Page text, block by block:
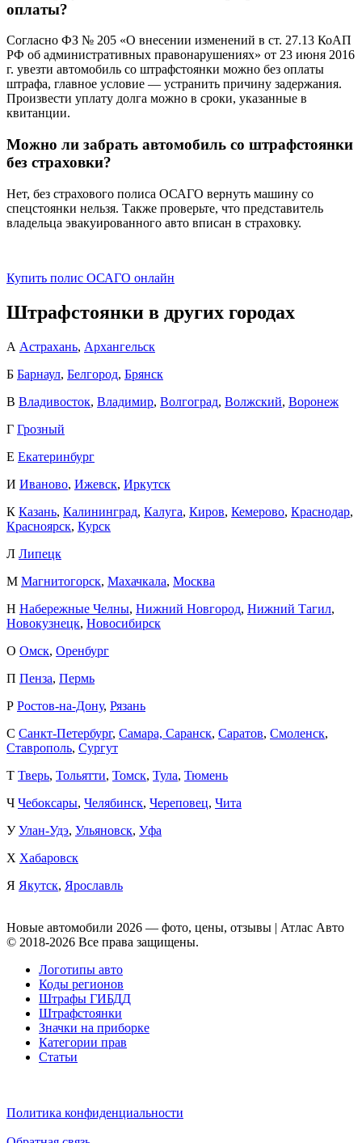
оплаты?
Согласно ФЗ № 205 «О внесении изменений в ст. 27.13 КоАП
РФ об административных правонарушениях» от 23 июня 2016
г. увезти автомобиль со штрафстоянки можно без оплаты
штрафа, главное условие — устранить причину задержания.
Произвести уплату долга можно в сроки, указанные в
квитанции.
Можно ли забрать автомобиль со штрафстоянки
без страховки?
Нет, без страхового полиса ОСАГО вернуть машину со
спецстоянки нельзя. Также проверьте, что представитель
владельца эвакуированного авто вписан в страховку.
Купить полис ОСАГО онлайн
Штрафстоянки в других городах
А Астрахань, Архангельск
Б Барнаул, Белгород, Брянск
В Владивосток, Владимир, Волгоград, Волжский, Воронеж
Г Грозный
Е Екатеринбург
И Иваново, Ижевск, Иркутск
К Казань, Калининград, Калуга, Киров, Кемерово, Краснодар,
Красноярск, Курск
Л Липецк
М Магнитогорск, Махачкала, Москва
Н Набережные Челны, Нижний Новгород, Нижний Тагил,
Новокузнецк, Новосибирск
О Омск, Оренбург
П Пенза, Пермь
Р Ростов-на-Дону, Рязань
С Санкт-Петербург, Самара, Саранск, Саратов, Смоленск,
Ставрополь, Сургут
Т Тверь, Тольятти, Томск, Тула, Тюмень
Ч Чебоксары, Челябинск, Череповец, Чита
У Улан-Удэ, Ульяновск, Уфа
Х Хабаровск
Я Якутск, Ярославль
Новые автомобили 2026 — фото, цены, отзывы | Атлас Авто
© 2018-2026 Все права защищены.
Логотипы авто
Коды регионов
Штрафы ГИБДД
Штрафстоянки
Значки на приборке
Категории прав
Статьи
Политика конфиденциальности